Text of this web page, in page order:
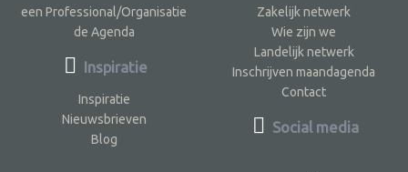
een Professional/Organisatie
de Agenda
Inspiratie
Inspiratie
Nieuwsbrieven
Blog
Zakelijk netwerk
Wie zijn we
Landelijk netwerk
Inschrijven maandagenda
Contact
Social media